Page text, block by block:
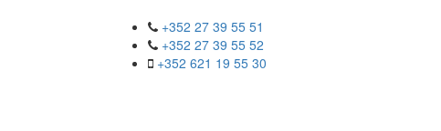
+352 27 39 55 51
+352 27 39 55 52
+352 621 19 55 30